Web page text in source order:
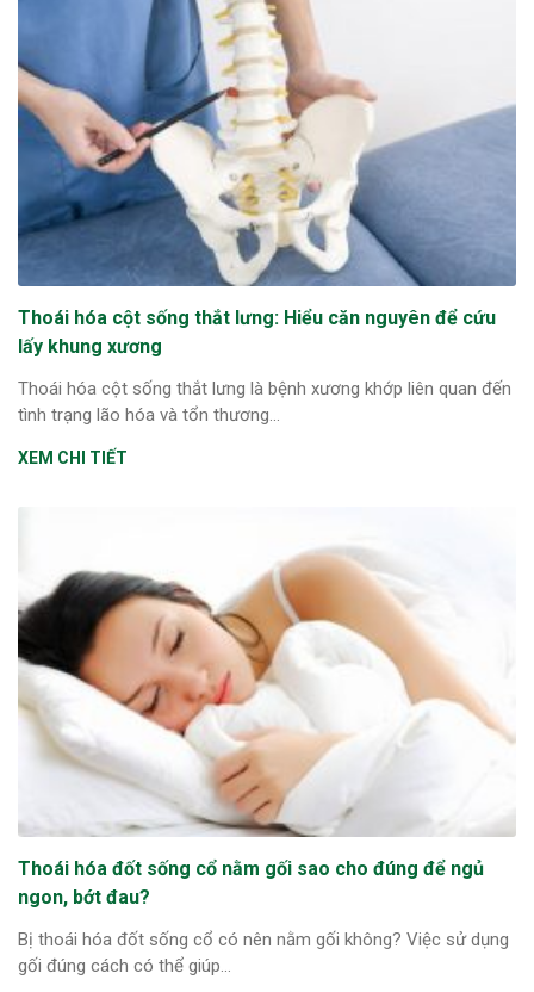
Thoái hóa cột sống thắt lưng: Hiểu căn nguyên để cứu
lấy khung xương
Thoái hóa cột sống thắt lưng là bệnh xương khớp liên quan đến
tình trạng lão hóa và tổn thương...
XEM CHI TIẾT
Thoái hóa đốt sống cổ nằm gối sao cho đúng để ngủ
ngon, bớt đau?
Bị thoái hóa đốt sống cổ có nên nằm gối không? Việc sử dụng
gối đúng cách có thể giúp...